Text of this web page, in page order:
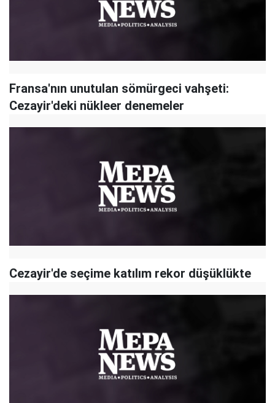
Fransa'nın unutulan sömürgeci vahşeti:
Cezayir'deki nükleer denemeler
Cezayir'de seçime katılım rekor düşüklükte